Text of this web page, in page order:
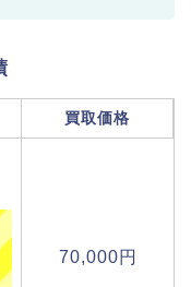
買取価格
70,000円